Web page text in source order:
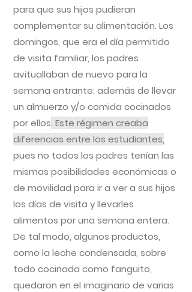
para que sus hijos pudieran
complementar su alimentación. Los
domingos, que era el día permitido
de visita familiar, los padres
avituallaban de nuevo para la
semana entrante; además de llevar
un almuerzo y/o comida cocinados
por ellos. Este régimen creaba
diferencias entre los estudiantes,
pues no todos los padres tenían las
mismas posibilidades económicas o
de movilidad para ir a ver a sus hijos
los días de visita y llevarles
alimentos por una semana entera.
De tal modo, algunos productos,
como la leche condensada, sobre
todo cocinada como fanguito,
quedaron en el imaginario de varias